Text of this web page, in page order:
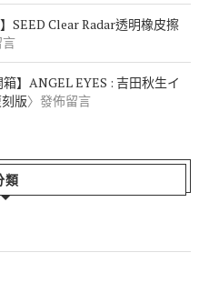
SEED Clear Radar透明橡皮擦
言
箱】ANGEL EYES : 吉田秋生イ
版〉發佈留言
類